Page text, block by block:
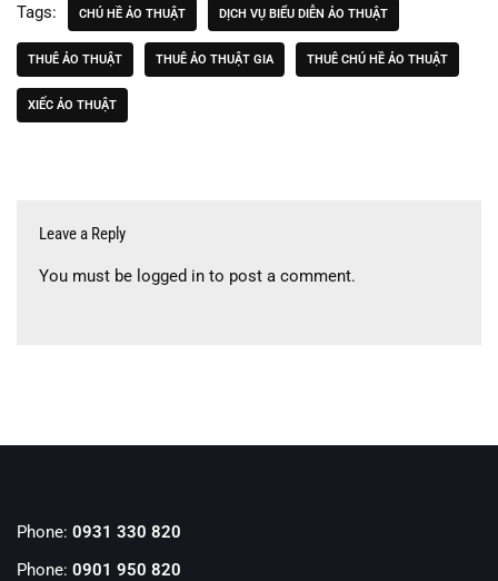
Tags: CHÚ HỀ ẢO THUẬT DỊCH VỤ BIỂU DIỄN ẢO THUẬT
THUÊ ẢO THUẬT THUÊ ẢO THUẬT GIA THUÊ CHÚ HỀ ẢO THUẬT
XIẾC ẢO THUẬT
Leave a Reply
You must be logged in to post a comment.
Phone: 0931 330 820
Phone: 0901 950 820